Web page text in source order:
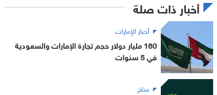
أخبار ذات صلة
أخبار الإمارات
160 مليار دولار حجم تجارة الإمارات والسعودية
في 5 سنوات
مناخ